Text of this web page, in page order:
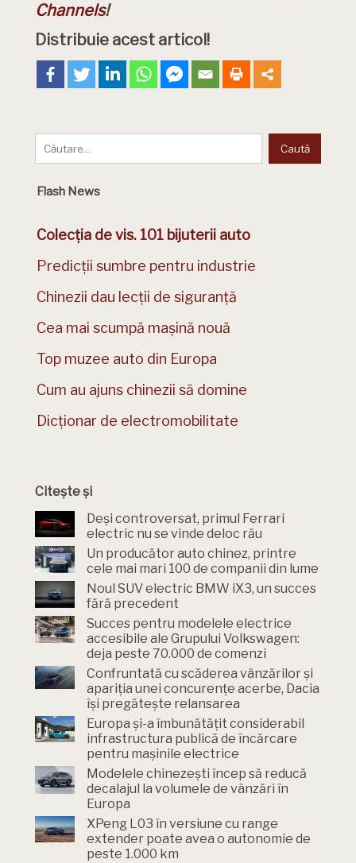
Channels!
Distribuie acest articol!
Flash News
Colecția de vis. 101 bijuterii auto
Predicții sumbre pentru industrie
Chinezii dau lecții de siguranță
Cea mai scumpă mașină nouă
Top muzee auto din Europa
Cum au ajuns chinezii să domine
Dicționar de electromobilitate
Citește și
Deși controversat, primul Ferrari
electric nu se vinde deloc rău
Un producător auto chinez, printre
cele mai mari 100 de companii din lume
Noul SUV electric BMW iX3, un succes
fără precedent
Succes pentru modelele electrice
accesibile ale Grupului Volkswagen:
deja peste 70.000 de comenzi
Confruntată cu scăderea vânzărilor și
apariția unei concurențe acerbe, Dacia
își pregătește relansarea
Europa și-a îmbunătățit considerabil
infrastructura publică de încărcare
pentru mașinile electrice
Modelele chinezești încep să reducă
decalajul la volumele de vânzări în
Europa
XPeng L03 în versiune cu range
extender poate avea o autonomie de
peste 1.000 km